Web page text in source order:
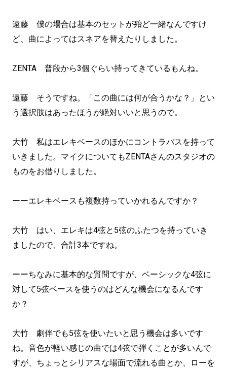
遠藤 僕の場合は基本のセットが殆ど一緒なんですけ
ど、曲によってはスネアを替えたりしました。
ZENTA 普段から3個ぐらい持ってきているもんね。
遠藤 そうですね。「この曲には何が合うかな？」とい
う選択肢はあったほうが絶対いいと思うので。
大竹 私はエレキベースのほかにコントラバスを持って
いきました。マイクについてもZENTAさんのスタジオの
ものをお借りしました。
ーーエレキベースも複数持っていかれるんですか？
大竹 はい、エレキは4弦と5弦のふたつを持っていき
ましたので、合計3本ですね。
ーーちなみに基本的な質問ですが、ベーシックな4弦に
対して5弦ベースを使うのはどんな機会になるんです
か？
大竹 劇伴でも5弦を使いたいと思う機会は多いです
ね。音色が軽い感じの曲では4弦で弾くことが多いんで
すが、ちょっとシリアスな場面で流れる曲とか、ローを